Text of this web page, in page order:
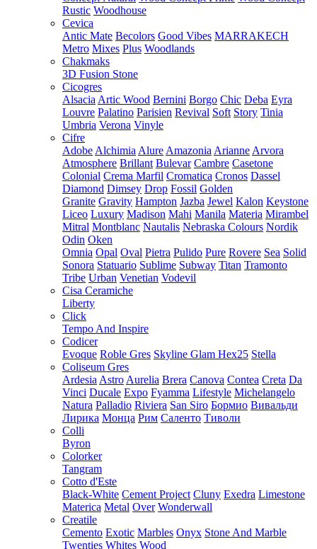
Rustic Woodhouse
Cevica
Antic Mate Becolors Good Vibes MARRAKECH
Metro Mixes Plus Woodlands
Chakmaks
3D Fusion Stone
Cicogres
Alsacia Artic Wood Bernini Borgo Chic Deba Eyra
Louvre Palatino Parisien Revival Soft Story Tinia
Umbria Verona Vinyle
Cifre
Adobe Alchimia Alure Amazonia Arianne Arvora
Atmosphere Brillant Bulevar Cambre Casetone
Colonial Crema Marfil Cromatica Cronos Dassel
Diamond Dimsey Drop Fossil Golden
Granite Gravity Hampton Jazba Jewel Kalon Keystone
Liceo Luxury Madison Mahi Manila Materia Mirambel
Mitral Montblanc Nautalis Nebraska Colours Nordik
Odin Oken
Omnia Opal Oval Pietra Pulido Pure Rovere Sea Solid
Sonora Statuario Sublime Subway Titan Tramonto
Tribe Urban Venetian Vodevil
Cisa Ceramiche
Liberty
Click
Tempo And Inspire
Codicer
Evoque Roble Gres Skyline Glam Hex25 Stella
Coliseum Gres
Ardesia Astro Aurelia Brera Canova Contea Creta Da
Vinci Ducale Expo Fyamma Lifestyle Michelangelo
Natura Palladio Riviera San Siro Бормио Вивальди
Лирика Монца Рим Саленто Тиволи
Colli
Byron
Colorker
Tangram
Cotto d'Este
Black-White Cement Project Cluny Exedra Limestone
Materica Metal Over Wonderwall
Creatile
Cemento Exotic Marbles Onyx Stone And Marble
Twenties Whites Wood